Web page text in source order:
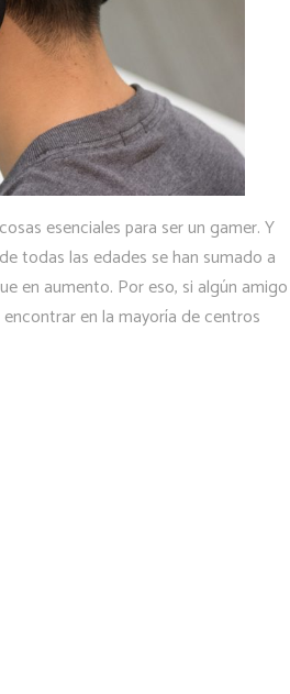
esenciales para ser un gamer. Y
todas las edades se han sumado a
en aumento. Por eso, si algún amigo
en la mayoría de centros